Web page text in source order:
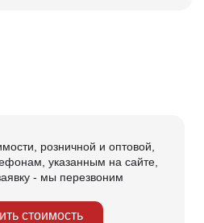
розничной и оптовой,
указанным на сайте,
- мы перезвоним
стоимость